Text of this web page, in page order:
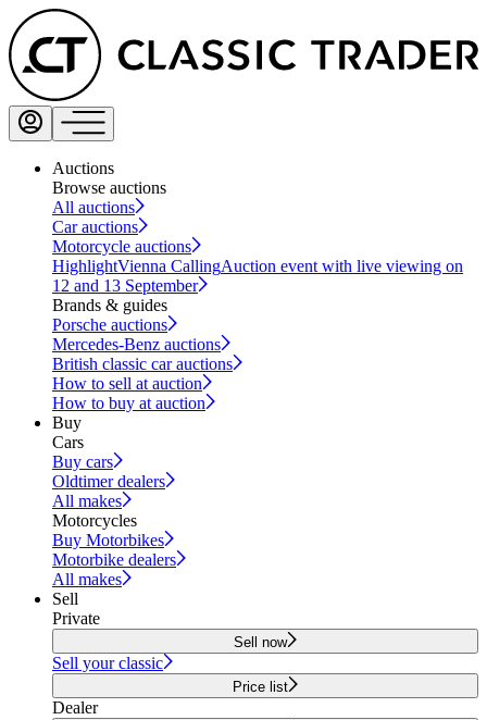
Auctions
Browse auctions
All auctions
Car auctions
Motorcycle auctions
HighlightVienna CallingAuction event with live viewing on
12 and 13 September
Brands & guides
Porsche auctions
Mercedes-Benz auctions
British classic car auctions
How to sell at auction
How to buy at auction
Buy
Cars
Buy cars
Oldtimer dealers
All makes
Motorcycles
Buy Motorbikes
Motorbike dealers
All makes
Sell
Private
Sell now
Sell your classic
Price list
Dealer